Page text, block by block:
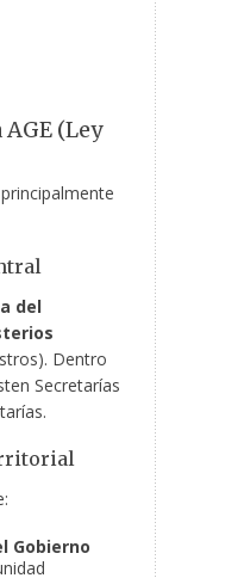
(Ley
del
Dentro
Secretarías
Gobierno